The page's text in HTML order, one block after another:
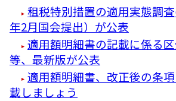
租税特別措置の適用実態調
年2月国会提出）が公表
適用額明細書の記載に係る
等、最新版が公表
適用額明細書、改正後の条
載しましょう